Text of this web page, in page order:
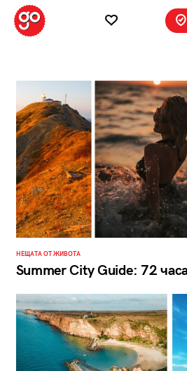
НЕЩАТА ОТ ЖИВОТА
Summer City Guide: 72